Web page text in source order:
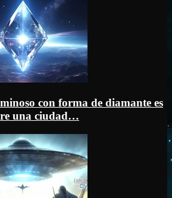
con forma de diamante es
una ciudad…